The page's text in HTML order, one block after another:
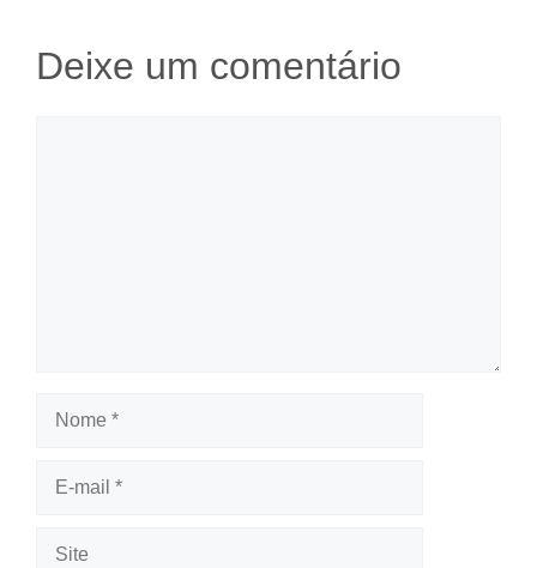
Deixe um comentário